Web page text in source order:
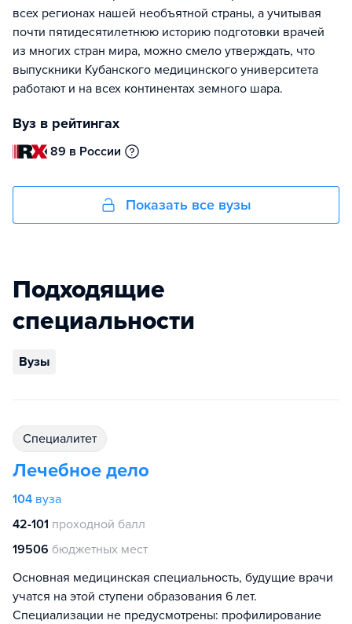
всех регионах нашей необъятной страны, а учитывая
почти пятидесятилетнюю историю подготовки врачей
из многих стран мира, можно смело утверждать, что
выпускники Кубанского медицинского университета
работают и на всех континентах земного шара.
Вуз в рейтингах
89 в России
Показать все вузы
Подходящие
специальности
Вузы
специалитет
Лечебное дело
104 вуза
42-101 проходной балл
19506 бюджетных мест
Основная медицинская специальность, будущие врачи
учатся на этой ступени образования 6 лет.
Специализации не предусмотрены: профилирование